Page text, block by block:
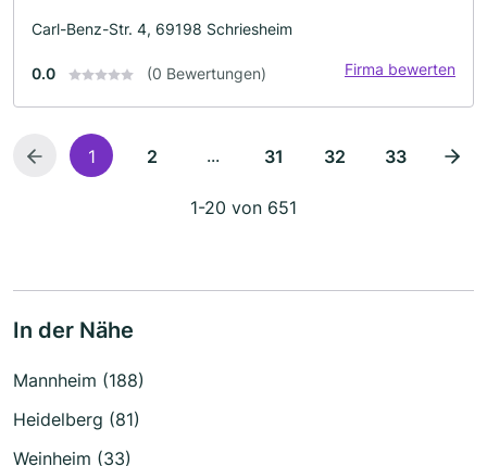
Carl-Benz-Str. 4, 69198 Schriesheim
0.0 (0 Bewertungen) Firma bewerten
1 2 ... 31 32 33
1-20 von 651
In der Nähe
Mannheim (188)
Heidelberg (81)
Weinheim (33)